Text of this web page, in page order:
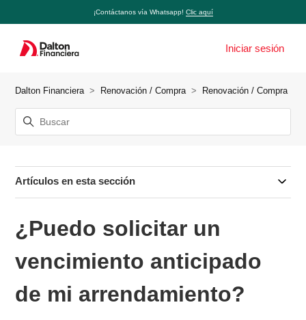
¡Contáctanos vía Whatsapp! Clic aquí
Iniciar sesión
Dalton Financiera Renovación / Compra Renovación / Compra
Artículos en esta sección
¿Puedo solicitar un
vencimiento anticipado
de mi arrendamiento?